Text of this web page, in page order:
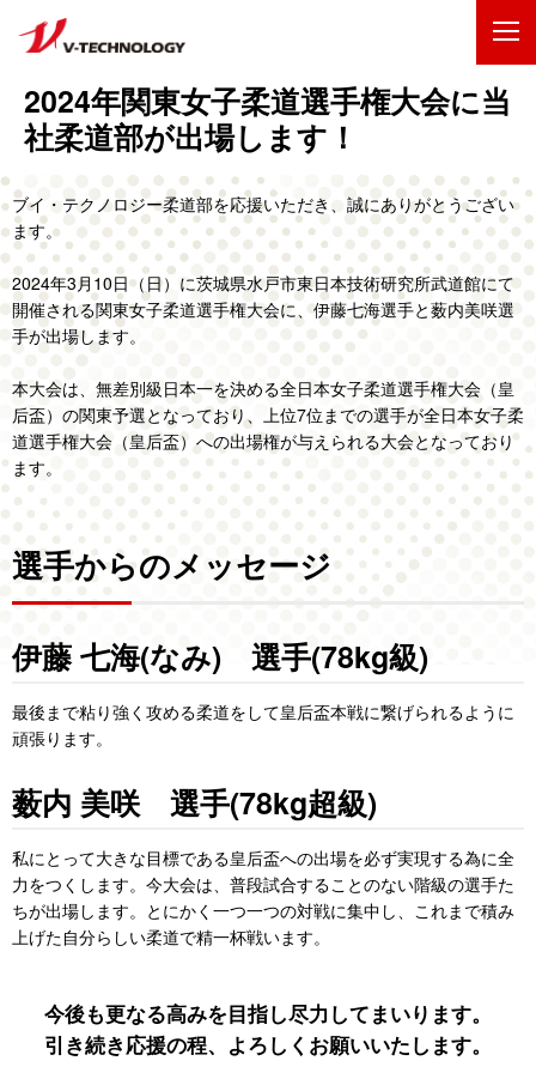
2024年関東女子柔道選手権大会に当
社柔道部が出場します！
ブイ・テクノロジー柔道部を応援いただき、誠にありがとうござい
ます。
2024年3月10日（日）に茨城県水戸市東日本技術研究所武道館にて
開催される関東女子柔道選手権大会に、伊藤七海選手と薮内美咲選
手が出場します。
本大会は、無差別級日本一を決める全日本女子柔道選手権大会（皇
后盃）の関東予選となっており、上位7位までの選手が全日本女子柔
道選手権大会（皇后盃）への出場権が与えられる大会となっており
ます。
選手からのメッセージ
伊藤 七海(なみ) 選手(78kg級)
最後まで粘り強く攻める柔道をして皇后盃本戦に繋げられるように
頑張ります。
薮内 美咲 選手(78kg超級)
私にとって大きな目標である皇后盃への出場を必ず実現する為に全
力をつくします。今大会は、普段試合することのない階級の選手た
ちが出場します。とにかく一つ一つの対戦に集中し、これまで積み
上げた自分らしい柔道で精一杯戦います。
今後も更なる高みを目指し尽力してまいります。
引き続き応援の程、よろしくお願いいたします。
企業情報
製品・事業
IR情報
採用情報
技術・開発
お問い合わせ
サイトマップ